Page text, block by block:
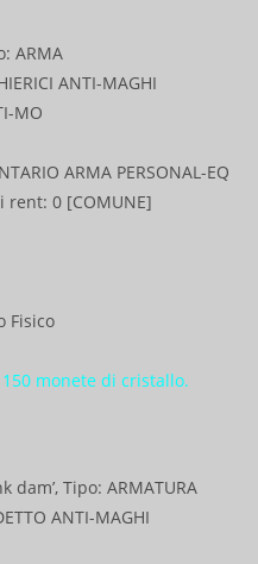
ARMA
ANTI-MAGHI
MO
ARMA PERSONAL-EQ
rent: 0 [COMUNE]
Fisico
monete di cristallo.
dam’, Tipo: ARMATURA
ANTI-MAGHI